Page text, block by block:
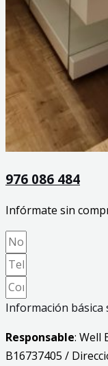
976 086 484
Infórmate sin
Información básica
Responsable: Well
B16737405 /